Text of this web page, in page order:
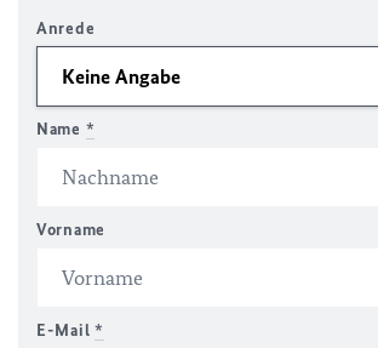
Anrede
Name *
Vorname
E-Mail *